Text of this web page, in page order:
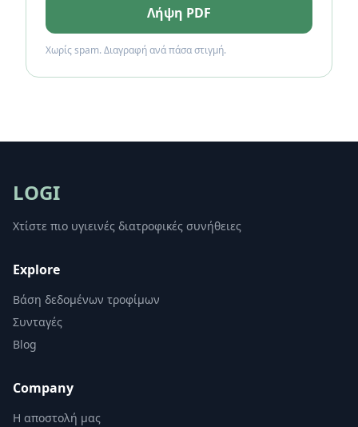
Λήψη PDF
Χωρίς spam. Διαγραφή ανά πάσα στιγμή.
LOGI
Χτίστε πιο υγιεινές διατροφικές συνήθειες
Explore
Βάση δεδομένων τροφίμων
Συνταγές
Blog
Company
Η αποστολή μας